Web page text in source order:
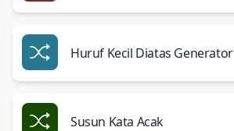
Huruf Kecil Diatas Generator
Susun Kata Acak